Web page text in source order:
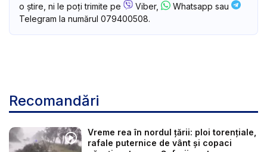
o știre, ni le poți trimite pe
Viber,
Whatsapp sau
Telegram la numărul 079400508.
Recomandări
Vreme rea în nordul țării: ploi torențiale,
rafale puternice de vânt și copaci